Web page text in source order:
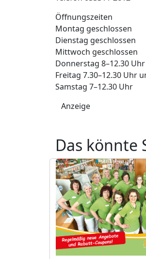
Öffnungszeiten
Montag geschlossen
Dienstag geschlossen
Mittwoch geschlossen
Donnerstag 8–12.30
Freitag 7.30–12.30 Uhr
Samstag 7–12.30 Uhr
Anzeige
Das könnte